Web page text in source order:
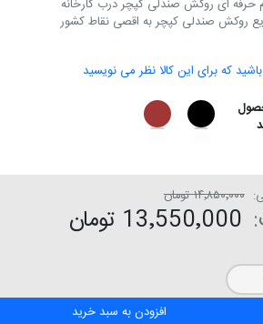
روکش صندلی کپچر به اقصی نقاط کشور
که برای این کالا نظر می نویسید
۱۴٬۸۵۰٬۰۰۰ تومان
13٬550٬000 تومان
افزودن به سبد خرید